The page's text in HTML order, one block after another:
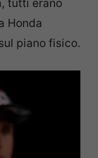
tutti erano
Honda
piano fisico.